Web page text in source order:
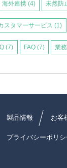
海外連携 (4) 未然防
スタマーサービス(1)
(7) FAQ (7) 業
製品情報 お客
プライバシーポリシ